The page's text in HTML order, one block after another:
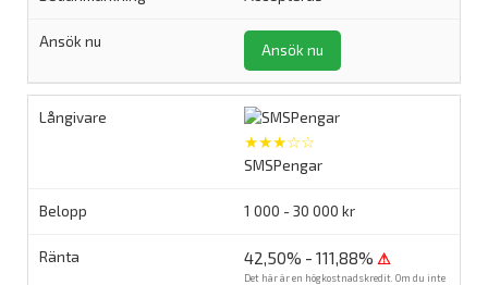
Ansök nu
★★★☆☆
SMSPengar
1 000 - 30 000 kr
42,50% - 111,88% ⚠
Det här är en högkostnadskredit. Om du inte